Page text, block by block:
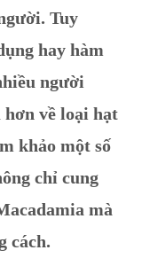
Tuy
hay hàm
người
hơn về loại hạt
khảo một số
chỉ cung
mà
cách.